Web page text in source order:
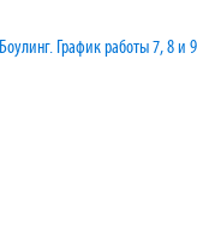
Боулинг. График работы 7, 8 и 9